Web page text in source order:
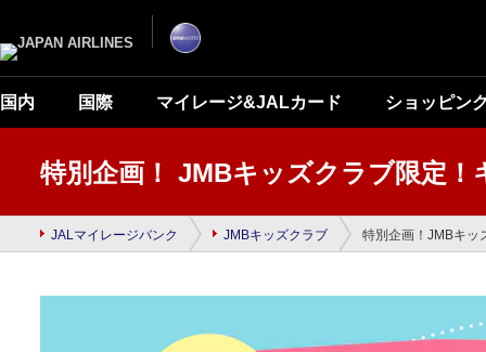
ー
シ
ョ
ン
を
文
国内 国際 マイレージ&JALカード ショッピン
ら
で
す
特別企画！ JMBキッズクラブ限定
JALマイレージバンク JMBキッズクラブ 特別企画！JMBキッ